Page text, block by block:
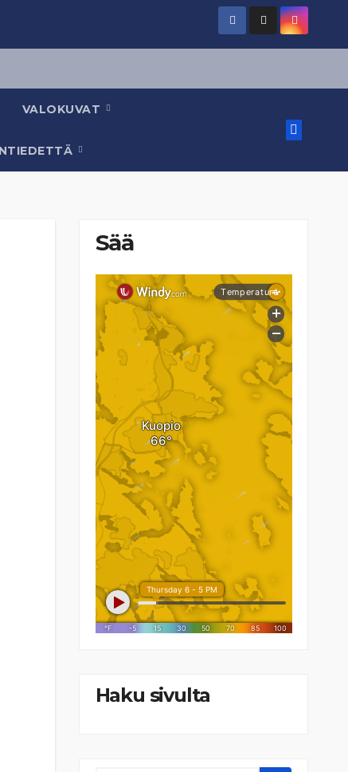
VALOKUVAT
Sää
Haku sivulta